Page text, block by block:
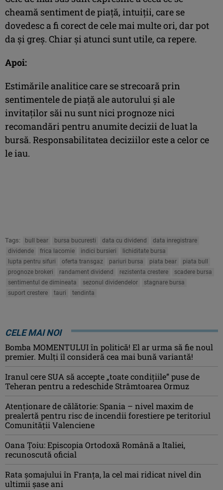
cheamă sentiment de piaţă, intuiţii, care se
dovedesc a fi corect de cele mai multe ori, dar pot
da şi greş. Chiar şi atunci sunt utile, ca repere.
Apoi:
Estimările analitice care se strecoară prin
sentimentele de piaţă ale autorului şi ale
invitaţilor săi nu sunt nici prognoze nici
recomandări pentru anumite decizii de luat la
bursă. Responsabilitatea deciziilor este a celor ce
le iau.
Tags: bull bear bursa bucuresti data cu dividend
data inregistrare
dividende
frica lacomie indici bursieri
lichiditate bursa
lupta pentru sifuri
oferta transgaz pariuri bursa piata bear
piata bull
prognoze brokeri
randament dividend rezistenta crestere
scadere bursa
sentimentul de dimineata
sezonul dividendelor
stagnare bursa
suport crestere
tauri tendinta
CELE MAI NOI
Bomba MOMENTULUI în politică! El ar urma să fie noul
premier. Mulți îl consideră cea mai bună variantă!
Iranul cere SUA să accepte „toate condiţiile” puse de
Teheran pentru a redeschide Strâmtoarea Ormuz
Atenţionare de călătorie: Spania – nivel maxim de
prealertă pentru risc de incendii forestiere pe teritoriul
Comunităţii Valenciene
Oana Ţoiu: Episcopia Ortodoxă Română a Italiei,
recunoscută oficial
Rata şomajului în Franța, la cel mai ridicat nivel din
ultimii şase ani